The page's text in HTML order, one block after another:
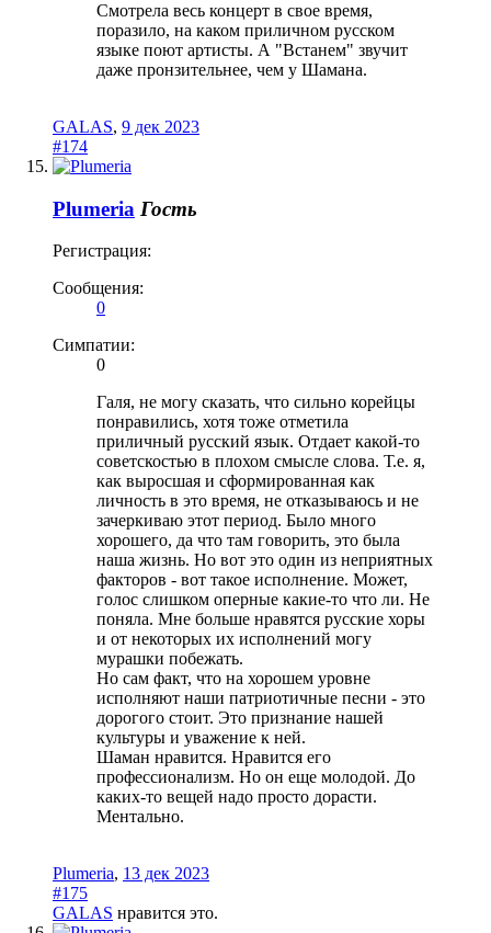
Смотрела весь концерт в свое время,
поразило, на каком приличном русском
языке поют артисты. А "Встанем" звучит
даже пронзительнее, чем у Шамана.
GALAS, 9 дек 2023
#174
Plumeria Гость
Регистрация:
Сообщения:
0
Симпатии:
0
Галя, не могу сказать, что сильно корейцы
понравились, хотя тоже отметила
приличный русский язык. Отдает какой-то
советскостью в плохом смысле слова. Т.е. я,
как выросшая и сформированная как
личность в это время, не отказываюсь и не
зачеркиваю этот период. Было много
хорошего, да что там говорить, это была
наша жизнь. Но вот это один из неприятных
факторов - вот такое исполнение. Может,
голос слишком оперные какие-то что ли. Не
поняла. Мне больше нравятся русские хоры
и от некоторых их исполнений могу
мурашки побежать.
Но сам факт, что на хорошем уровне
исполняют наши патриотичные песни - это
дорогого стоит. Это признание нашей
культуры и уважение к ней.
Шаман нравится. Нравится его
профессионализм. Но он еще молодой. До
каких-то вещей надо просто дорасти.
Ментально.
Plumeria, 13 дек 2023
#175
GALAS нравится это.